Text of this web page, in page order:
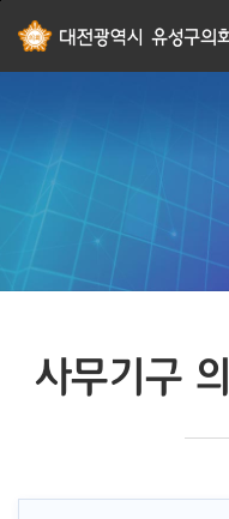
바로가기
바로가기
사무기구